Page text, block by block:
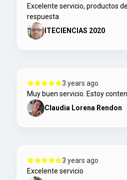
Excelente servicio, productos
respuesta
ITECIENCIAS 2020
3 years ago
Muy buen servicio. Estoy
Claudia Lorena Rendon
3 years ago
Excelente servicio